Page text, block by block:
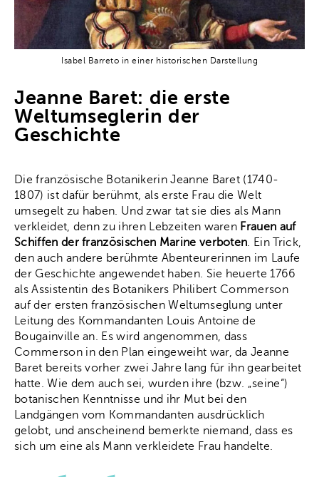
Isabel Barreto in einer historischen Darstellung
Jeanne Baret: die erste
Weltumseglerin der
Geschichte
Die französische Botanikerin Jeanne Baret (1740-
1807) ist dafür berühmt, als erste Frau die Welt
umsegelt zu haben. Und zwar tat sie dies als Mann
verkleidet, denn zu ihren Lebzeiten waren Frauen auf
Schiffen der französischen Marine verboten. Ein Trick,
den auch andere berühmte Abenteurerinnen im Laufe
der Geschichte angewendet haben. Sie heuerte 1766
als Assistentin des Botanikers Philibert Commerson
auf der ersten französischen Weltumseglung unter
Leitung des Kommandanten Louis Antoine de
Bougainville an. Es wird angenommen, dass
Commerson in den Plan eingeweiht war, da Jeanne
Baret bereits vorher zwei Jahre lang für ihn gearbeitet
hatte. Wie dem auch sei, wurden ihre (bzw. „seine“)
botanischen Kenntnisse und ihr Mut bei den
Landgängen vom Kommandanten ausdrücklich
gelobt, und anscheinend bemerkte niemand, dass es
sich um eine als Mann verkleidete Frau handelte.